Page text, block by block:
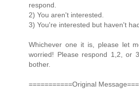
respond.
2) You aren't interested.
3) You're interested but haven't
Whichever one it is, please let
worried! Please respond 1,2, or
bother.
===========Original